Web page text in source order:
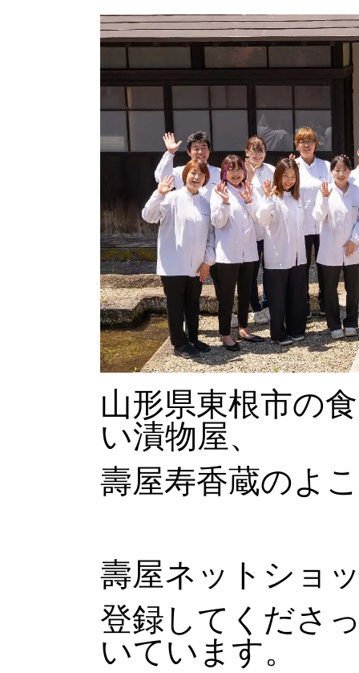
山形県東根市の
い漬物屋、
壽屋寿香蔵のよ
壽屋ネットショ
登録してくださ
いています。